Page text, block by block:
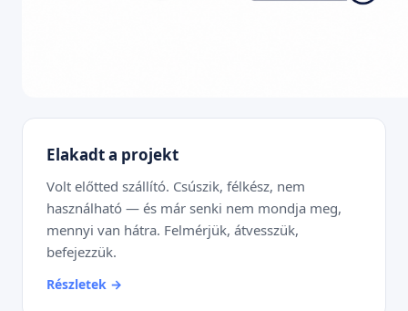
Elakadt a projekt
Volt előtted szállító. Csúszik, félkész, nem
használható — és már senki nem mondja meg,
mennyi van hátra. Felmérjük, átvesszük,
befejezzük.
Részletek